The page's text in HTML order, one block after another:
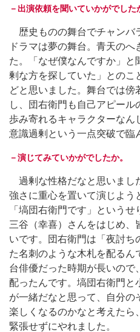
－出演依頼を聞いていかがでした
歴史ものの舞台でチャンバ
ドラマは夢の舞台。青天の
た。「なぜ僕なんですか」と
剰な方を探していた」とのこ
どと思いました。舞台では傍
し、団右衛門も自己アピール
歩み寄れるキャラクターなん
意識過剰という一点突破で臨
－演じてみていかがでしたか。
過剰な性格だなと思いまし
強さに重心を置いて演じよう
「塙団右衛門です」というせ
三谷（幸喜）さんをはじめ、
いです。団右衛門は「夜討ち
た名刺のような木札を配る
台俳優だった時期が長いので
配ったんです。塙団右衛門と
が一緒だなと思って、自分
楽しくなるのかなと考えたら
緊張せずにやれました。